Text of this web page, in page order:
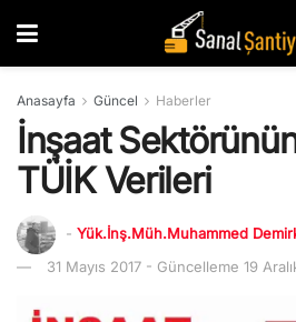
Anasayfa Güncel Haberler
İnşaat Sektörünün
TÜİK Verileri
- Yük.İnş.Müh.Muhammed
31 Mayıs 2017 - Güncelleme 19